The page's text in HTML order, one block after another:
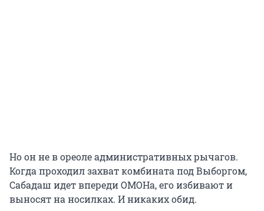
Но он не в ореоле административных рычагов.
Когда проходил захват комбината под Выборгом,
Сабадаш идет впереди ОМОНа, его избивают и
выносят на носилках. И никаких обид.